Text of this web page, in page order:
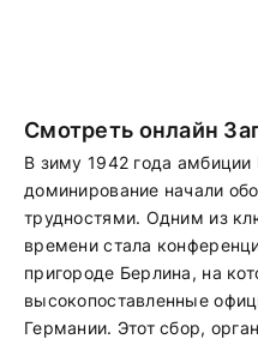
Смотреть онлайн
В зиму 1942 года амбиции
доминирование начали
трудностями. Одним из
времени стала
пригороде Берлина, на
высокопоставленные
Германии. Этот сбор,